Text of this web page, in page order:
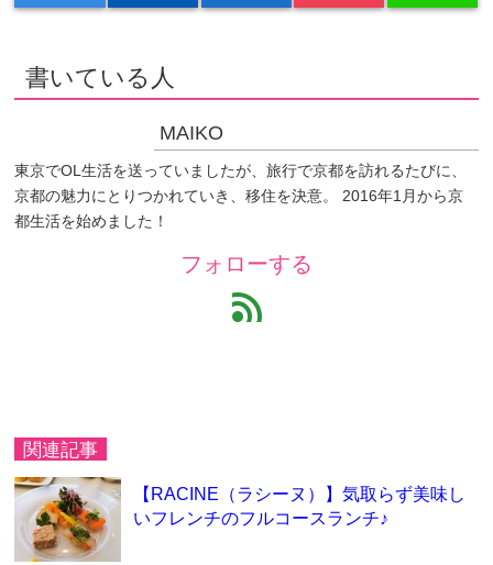
書いている人
MAIKO
東京でOL生活を送っていましたが、旅行で京都を訪れるたびに、
京都の魅力にとりつかれていき、移住を決意。 2016年1月から京
都生活を始めました！
フォローする
feed
関連記事
【RACINE（ラシーヌ）】気取らず美味し
いフレンチのフルコースランチ♪